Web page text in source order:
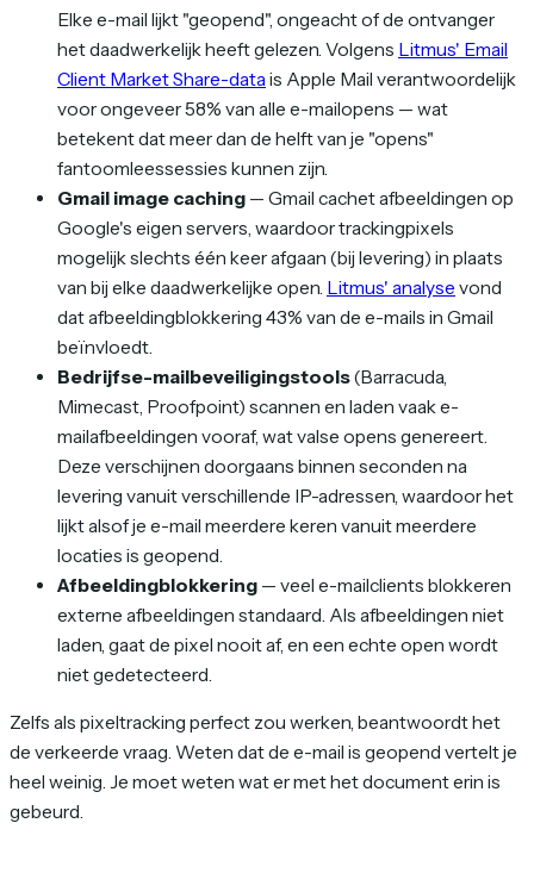
Elke e-mail lijkt "geopend", ongeacht of de ontvanger
het daadwerkelijk heeft gelezen. Volgens Litmus' Email
Client Market Share-data is Apple Mail verantwoordelijk
voor ongeveer 58% van alle e-mailopens — wat
betekent dat meer dan de helft van je "opens"
fantoomleessessies kunnen zijn.
Gmail image caching — Gmail cachet afbeeldingen op
Google's eigen servers, waardoor trackingpixels
mogelijk slechts één keer afgaan (bij levering) in plaats
van bij elke daadwerkelijke open. Litmus' analyse vond
dat afbeeldingblokkering 43% van de e-mails in Gmail
beïnvloedt.
Bedrijfse-mailbeveiligingstools(Barracuda,
Mimecast, Proofpoint) scannen en laden vaak e-
mailafbeeldingen vooraf, wat valse opens genereert.
Deze verschijnen doorgaans binnen seconden na
levering vanuit verschillende IP-adressen, waardoor het
lijkt alsof je e-mail meerdere keren vanuit meerdere
locaties is geopend.
Afbeeldingblokkering — veel e-mailclients blokkeren
externe afbeeldingen standaard. Als afbeeldingen niet
laden, gaat de pixel nooit af, en een echte open wordt
niet gedetecteerd.
Zelfs als pixeltracking perfect zou werken, beantwoordt het
de verkeerde vraag. Weten dat de e-mail is geopend vertelt je
heel weinig. Je moet weten wat er met het document erin is
gebeurd.